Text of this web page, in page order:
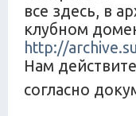
все здесь, в
клубном
http://
Нам
согласно